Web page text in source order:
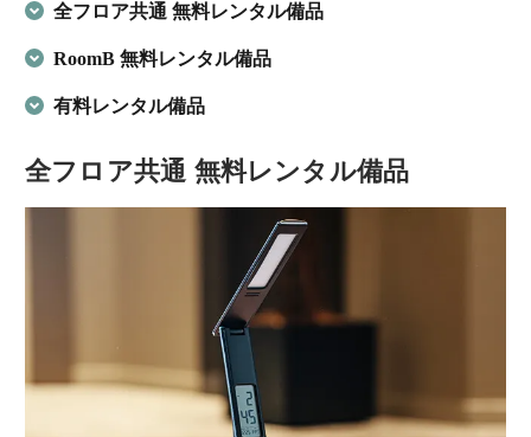
全フロア共通 無料レンタル備品
RoomB 無料レンタル備品
有料レンタル備品
全フロア共通 無料レンタル備品